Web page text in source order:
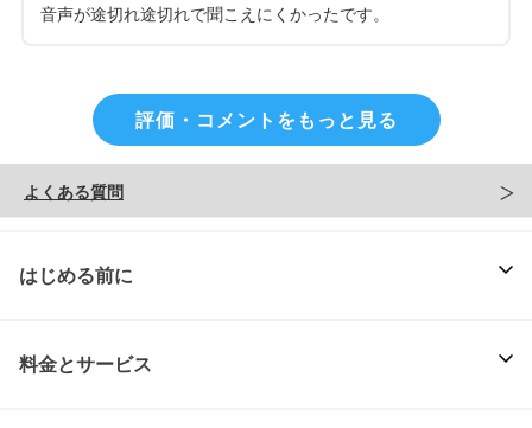
音声が途切れ途切れで聞こえにくかったです。
評価・コメントをもっと見る
よくある質問
はじめる前に
料金とサービス